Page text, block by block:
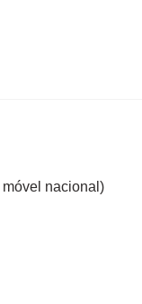
móvel nacional )